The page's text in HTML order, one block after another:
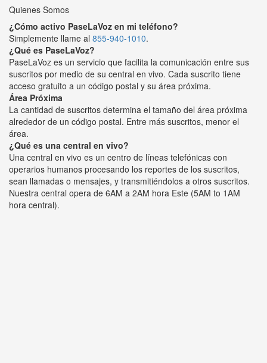
Quienes Somos
¿Cómo activo PaseLaVoz en mi teléfono?
Simplemente llame al 855-940-1010.
¿Qué es PaseLaVoz?
PaseLaVoz es un servicio que facilita la comunicación entre sus
suscritos por medio de su central en vivo. Cada suscrito tiene
acceso gratuito a un código postal y su área próxima.
Área Próxima
La cantidad de suscritos determina el tamaño del área próxima
alrededor de un código postal. Entre más suscritos, menor el
área.
¿Qué es una central en vivo?
Una central en vivo es un centro de líneas telefónicas con
operarios humanos procesando los reportes de los suscritos,
sean llamadas o mensajes, y transmitiéndolos a otros suscritos.
Nuestra central opera de 6AM a 2AM hora Este (5AM to 1AM
hora central).